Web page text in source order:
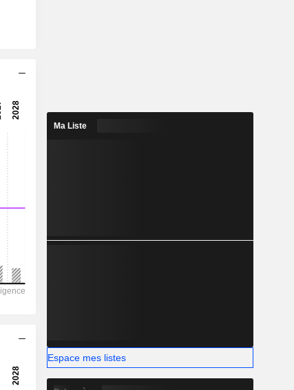
6,63x
415,1
Ma Liste
Espace mes listes